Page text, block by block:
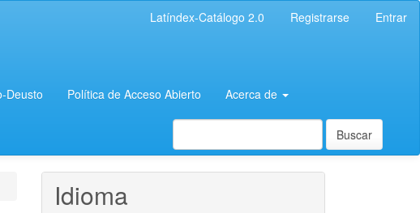
Latíndex-Catálogo 2.0 Registrarse Entrar
Deusto Política de Acceso Abierto Acerca de
Buscar
Idioma